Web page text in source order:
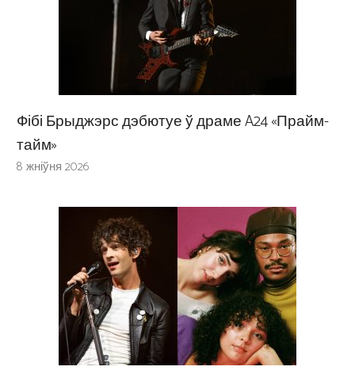
Фібі Брыджэрс дэбютуе ў драме A24 «Прайм-
тайм»
8 жніўня 2026